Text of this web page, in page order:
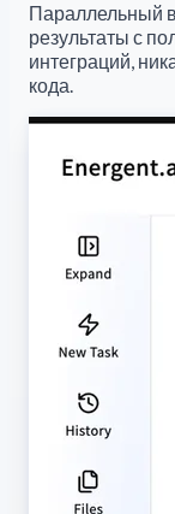
Параллельный
результаты с
интеграций,
кода.